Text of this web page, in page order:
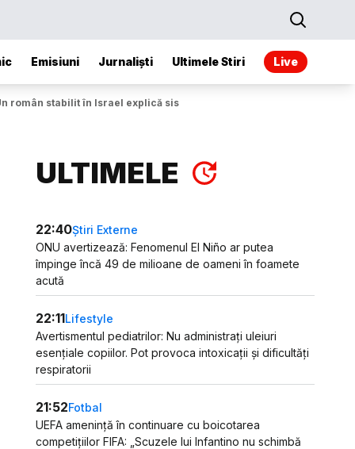
Emisiuni Jurnaliști Ultimele Stiri Live
român stabilit în Israel explică sistemul de avertizări
ULTIMELE
22:40Știri Externe
ONU avertizează: Fenomenul El Niño ar putea
împinge încă 49 de milioane de oameni în foamete
acută
22:11Lifestyle
Avertismentul pediatrilor: Nu administrați uleiuri
esențiale copiilor. Pot provoca intoxicații și dificultăți
respiratorii
21:52Fotbal
UEFA amenință în continuare cu boicotarea
competițiilor FIFA: „Scuzele lui Infantino nu schimbă